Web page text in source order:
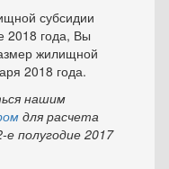
субсидии
2018 года, Вы
жилищной
2018 года.
нашим
для расчета
е полугодие 2017